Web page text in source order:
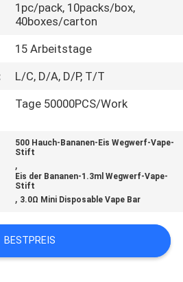
1pc/pack, 10packs/box,
40boxes/carton
15 Arbeitstage
L/C, D/A, D/P, T/T
Tage 50000PCS/Work
500 Hauch-Bananen-Eis Wegwerf-Vape-
Stift
,
Eis der Bananen-1.3ml Wegwerf-Vape-
Stift
, 3.0Ω Mini Disposable Vape Bar
BESTPREIS